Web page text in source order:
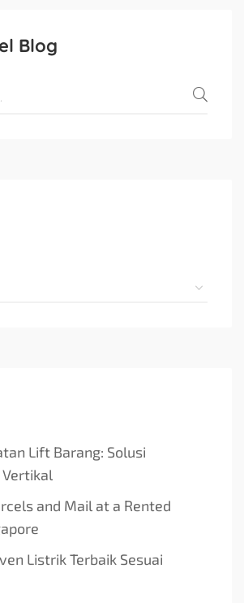
Blog
Lift Barang: Solusi
and Mail at a Rented
Listrik Terbaik Sesuai